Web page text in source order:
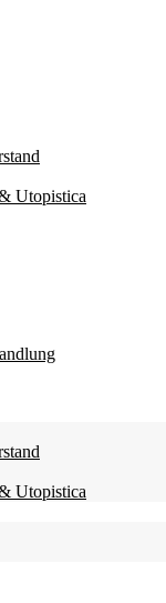
Utopistica
Utopistica